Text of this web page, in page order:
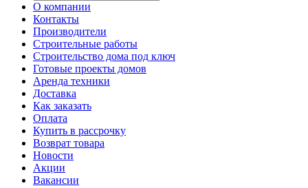
О компании
Контакты
Производители
Строительные работы
Строительство дома под ключ
Готовые проекты домов
Аренда техники
Доставка
Как заказать
Оплата
Купить в рассрочку
Возврат товара
Новости
Акции
Вакансии